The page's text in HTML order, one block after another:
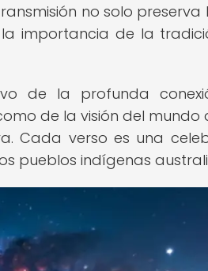
no solo preserva
importancia de la
de la profunda
de la visión del
Cada verso es una
pueblos indígenas